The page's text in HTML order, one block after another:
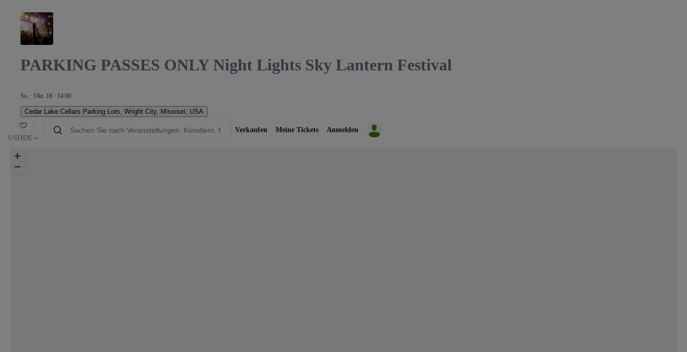
PARKING PASSES ONLY Night Lights Sky Lantern Festival
So. · Okt. 18 · 14:00
Cedar Lake Cellars Parking Lots Wright City, Missouri, USA
USD DE
Verkaufen Meine Tickets Anmelden
GA